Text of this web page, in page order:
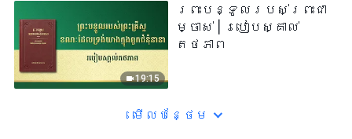
19:15
ព្រះបន្ទូល​របស់​ព្រះ​ជា​
ម្ចាស់ | របៀប​ស្គាល់​
តថភាព
មើល​​បន្ថែម​